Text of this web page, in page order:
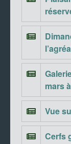
mars
Vue
Cerfs